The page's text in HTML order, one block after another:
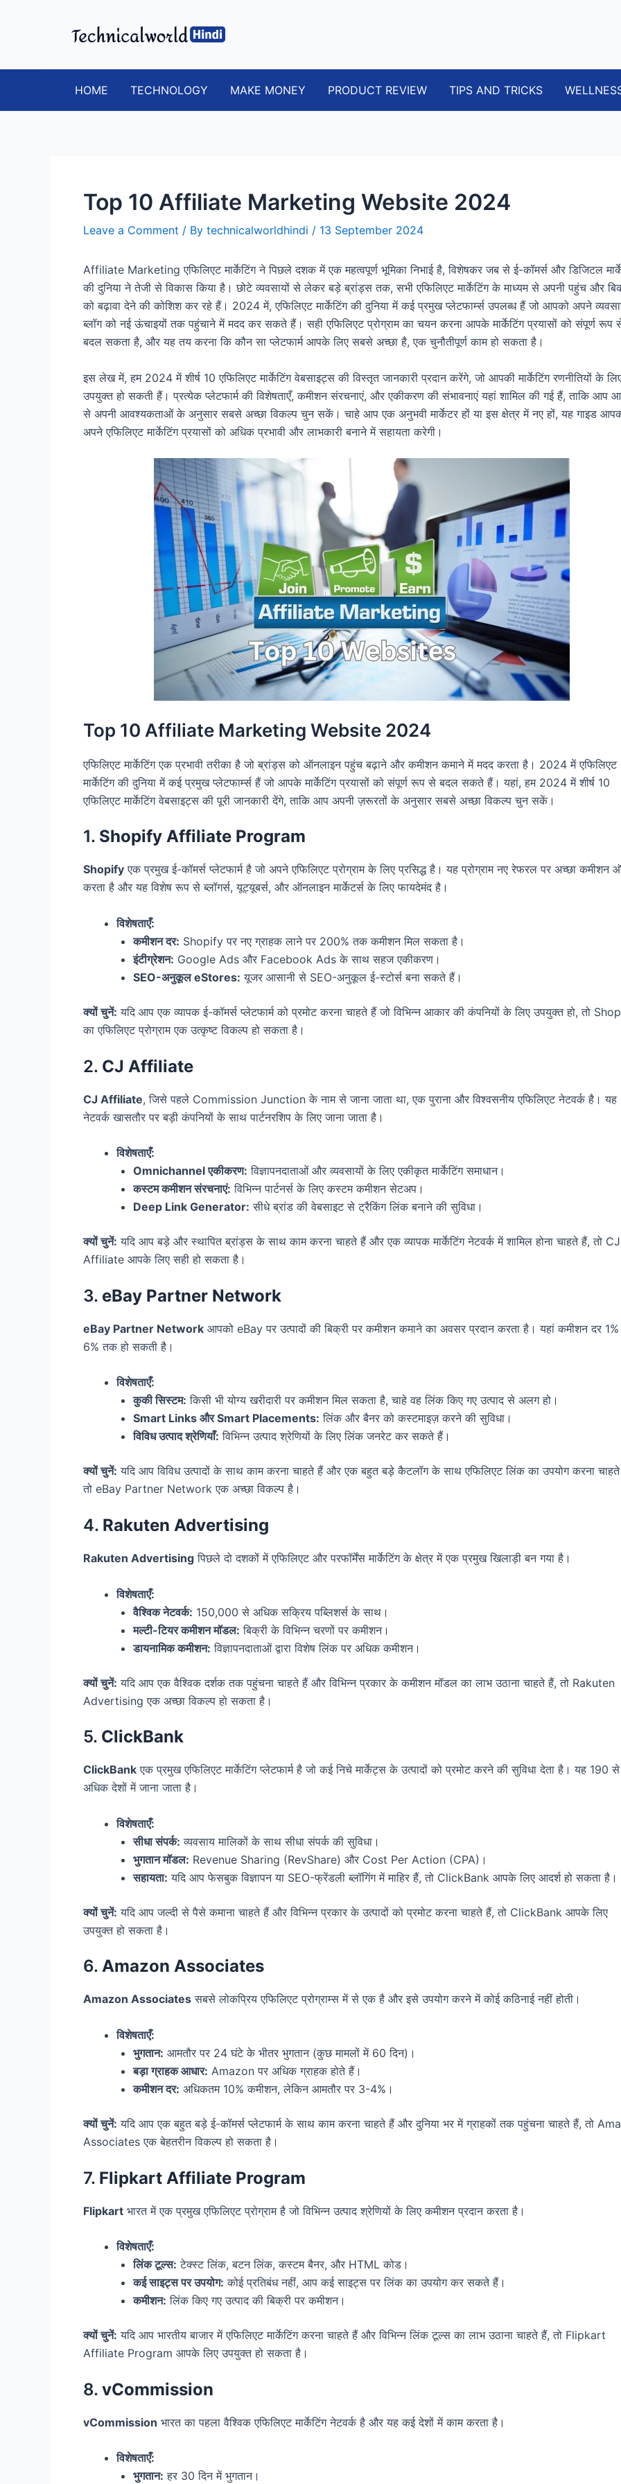
HOME TECHNOLOGY MAKE MONEY PRODUCT REVIEW TIPS AND TRICKS
Top 10 Affiliate Marketing Website 2024
Leave a Comment / By technicalworldhindi / 13 September 2024
Affiliate Marketing एफिलिएट मार्केटिंग ने पिछले दशक में एक महत्वपूर्ण भूमिका निभाई है, विशेषकर जब से ई-कॉमर्स और डिजिटल
की दुनिया ने तेजी से विकास किया है। छोटे व्यवसायों से लेकर बड़े ब्रांड्स तक, सभी एफिलिएट मार्केटिंग के माध्यम से अपनी पहुंच और
को बढ़ावा देने की कोशिश कर रहे हैं। 2024 में, एफिलिएट मार्केटिंग की दुनिया में कई प्रमुख प्लेटफार्म्स उपलब्ध हैं जो आपको अपने
ब्लॉग को नई ऊंचाइयों तक पहुंचाने में मदद कर सकते हैं। सही एफिलिएट प्रोग्राम का चयन करना आपके मार्केटिंग प्रयासों को संपूर्ण रूप
बदल सकता है, और यह तय करना कि कौन सा प्लेटफार्म आपके लिए सबसे अच्छा है, एक चुनौतीपूर्ण काम हो सकता है।
इस लेख में, हम 2024 में शीर्ष 10 एफिलिएट मार्केटिंग वेबसाइट्स की विस्तृत जानकारी प्रदान करेंगे, जो आपकी मार्केटिंग रणनीतियों के
उपयुक्त हो सकती हैं। प्रत्येक प्लेटफार्म की विशेषताएँ, कमीशन संरचनाएं, और एकीकरण की संभावनाएं यहां शामिल की गई हैं, ताकि आप
से अपनी आवश्यकताओं के अनुसार सबसे अच्छा विकल्प चुन सकें। चाहे आप एक अनुभवी मार्केटर हों या इस क्षेत्र में नए हों, यह गाइड
अपने एफिलिएट मार्केटिंग प्रयासों को अधिक प्रभावी और लाभकारी बनाने में सहायता करेगी।
Top 10 Affiliate Marketing Website 2024
एफिलिएट मार्केटिंग एक प्रभावी तरीका है जो ब्रांड्स को ऑनलाइन पहुंच बढ़ाने और कमीशन कमाने में मदद करता है। 2024 में एफिलिएट
मार्केटिंग की दुनिया में कई प्रमुख प्लेटफार्म्स हैं जो आपके मार्केटिंग प्रयासों को संपूर्ण रूप से बदल सकते हैं। यहां, हम 2024 में शीर्ष 10
एफिलिएट मार्केटिंग वेबसाइट्स की पूरी जानकारी देंगे, ताकि आप अपनी ज़रूरतों के अनुसार सबसे अच्छा विकल्प चुन सकें।
1. Shopify Affiliate Program
Shopify एक प्रमुख ई-कॉमर्स प्लेटफार्म है जो अपने एफिलिएट प्रोग्राम के लिए प्रसिद्ध है। यह प्रोग्राम नए रेफरल पर अच्छा कमीशन
करता है और यह विशेष रूप से ब्लॉगर्स, यूट्यूबर्स, और ऑनलाइन मार्केटर्स के लिए फायदेमंद है।
विशेषताएँ:
कमीशन दर: Shopify पर नए ग्राहक लाने पर 200% तक कमीशन मिल सकता है।
इंटीग्रेशन: Google Ads और Facebook Ads के साथ सहज एकीकरण।
SEO-अनुकूल eStores: यूजर आसानी से SEO-अनुकूल ई-स्टोर्स बना सकते हैं।
क्यों चुनें: यदि आप एक व्यापक ई-कॉमर्स प्लेटफार्म को प्रमोट करना चाहते हैं जो विभिन्न आकार की कंपनियों के लिए उपयुक्त हो, तो
का एफिलिएट प्रोग्राम एक उत्कृष्ट विकल्प हो सकता है।
2. CJ Affiliate
CJ Affiliate, जिसे पहले Commission Junction के नाम से जाना जाता था, एक पुराना और विश्वसनीय एफिलिएट नेटवर्क है। यह
नेटवर्क खासतौर पर बड़ी कंपनियों के साथ पार्टनरशिप के लिए जाना जाता है।
विशेषताएँ:
Omnichannel एकीकरण: विज्ञापनदाताओं और व्यवसायों के लिए एकीकृत मार्केटिंग समाधान।
कस्टम कमीशन संरचनाएं: विभिन्न पार्टनर्स के लिए कस्टम कमीशन सेटअप।
Deep Link Generator: सीधे ब्रांड की वेबसाइट से ट्रैकिंग लिंक बनाने की सुविधा।
क्यों चुनें: यदि आप बड़े और स्थापित ब्रांड्स के साथ काम करना चाहते हैं और एक व्यापक मार्केटिंग नेटवर्क में शामिल होना चाहते हैं, तो CJ
Affiliate आपके लिए सही हो सकता है।
3. eBay Partner Network
eBay Partner Network आपको eBay पर उत्पादों की बिक्री पर कमीशन कमाने का अवसर प्रदान करता है। यहां कमीशन दर
6% तक हो सकती है।
विशेषताएँ:
कुकी सिस्टम: किसी भी योग्य खरीदारी पर कमीशन मिल सकता है, चाहे वह लिंक किए गए उत्पाद से अलग हो।
Smart Links और Smart Placements: लिंक और बैनर को कस्टमाइज़ करने की सुविधा।
विविध उत्पाद श्रेणियाँ: विभिन्न उत्पाद श्रेणियों के लिए लिंक जनरेट कर सकते हैं।
क्यों चुनें: यदि आप विविध उत्पादों के साथ काम करना चाहते हैं और एक बहुत बड़े कैटलॉग के साथ एफिलिएट लिंक का उपयोग करना
तो eBay Partner Network एक अच्छा विकल्प है।
4. Rakuten Advertising
Rakuten Advertising पिछले दो दशकों में एफिलिएट और परफॉर्मेंस मार्केटिंग के क्षेत्र में एक प्रमुख खिलाड़ी बन गया है।
विशेषताएँ:
वैश्विक नेटवर्क: 150,000 से अधिक सक्रिय पब्लिशर्स के साथ।
मल्टी-टियर कमीशन मॉडल: बिक्री के विभिन्न चरणों पर कमीशन।
डायनामिक कमीशन: विज्ञापनदाताओं द्वारा विशेष लिंक पर अधिक कमीशन।
क्यों चुनें: यदि आप एक वैश्विक दर्शक तक पहुंचना चाहते हैं और विभिन्न प्रकार के कमीशन मॉडल का लाभ उठाना चाहते हैं, तो Rakuten
Advertising एक अच्छा विकल्प हो सकता है।
5. ClickBank
ClickBank एक प्रमुख एफिलिएट मार्केटिंग प्लेटफार्म है जो कई निचे मार्केट्स के उत्पादों को प्रमोट करने की सुविधा देता है। यह 190 से
अधिक देशों में जाना जाता है।
विशेषताएँ:
सीधा संपर्क: व्यवसाय मालिकों के साथ सीधा संपर्क की सुविधा।
भुगतान मॉडल: Revenue Sharing (RevShare) और Cost Per Action (CPA)।
सहायता: यदि आप फेसबुक विज्ञापन या SEO-फ्रेंडली ब्लॉगिंग में माहिर हैं, तो ClickBank आपके लिए आदर्श हो सकता है।
क्यों चुनें: यदि आप जल्दी से पैसे कमाना चाहते हैं और विभिन्न प्रकार के उत्पादों को प्रमोट करना चाहते हैं, तो ClickBank आपके लिए
उपयुक्त हो सकता है।
6. Amazon Associates
Amazon Associates सबसे लोकप्रिय एफिलिएट प्रोग्राम्स में से एक है और इसे उपयोग करने में कोई कठिनाई नहीं होती।
विशेषताएँ:
भुगतान: आमतौर पर 24 घंटे के भीतर भुगतान (कुछ मामलों में 60 दिन)।
बड़ा ग्राहक आधार: Amazon पर अधिक ग्राहक होते हैं।
कमीशन दर: अधिकतम 10% कमीशन, लेकिन आमतौर पर 3-4%।
क्यों चुनें: यदि आप एक बहुत बड़े ई-कॉमर्स प्लेटफार्म के साथ काम करना चाहते हैं और दुनिया भर में ग्राहकों तक पहुंचना चाहते हैं, तो
Associates एक बेहतरीन विकल्प हो सकता है।
7. Flipkart Affiliate Program
Flipkart भारत में एक प्रमुख एफिलिएट प्रोग्राम है जो विभिन्न उत्पाद श्रेणियों के लिए कमीशन प्रदान करता है।
विशेषताएँ:
लिंक टूल्स: टेक्स्ट लिंक, बटन लिंक, कस्टम बैनर, और HTML कोड।
कई साइट्स पर उपयोग: कोई प्रतिबंध नहीं, आप कई साइट्स पर लिंक का उपयोग कर सकते हैं।
कमीशन: लिंक किए गए उत्पाद की बिक्री पर कमीशन।
क्यों चुनें: यदि आप भारतीय बाजार में एफिलिएट मार्केटिंग करना चाहते हैं और विभिन्न लिंक टूल्स का लाभ उठाना चाहते हैं, तो Flipkart
Affiliate Program आपके लिए उपयुक्त हो सकता है।
8. vCommission
vCommission भारत का पहला वैश्विक एफिलिएट मार्केटिंग नेटवर्क है और यह कई देशों में काम करता है।
विशेषताएँ:
भुगतान: हर 30 दिन में भुगतान।